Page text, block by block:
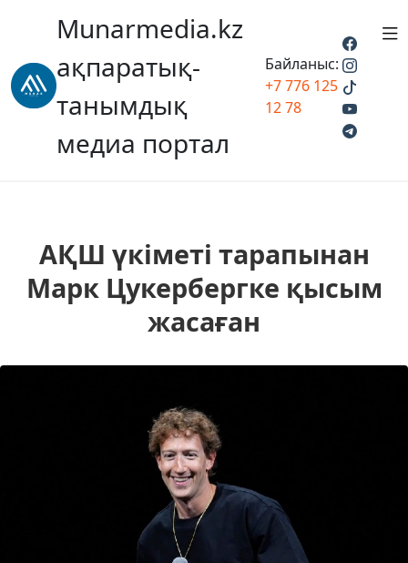
Munarmedia.kz
ақпаратық-
танымдық
медиа портал
Байланыс:
+7 776 125
12 78
АҚШ үкіметі тарапынан
Марк Цукербергке қысым
жасаған